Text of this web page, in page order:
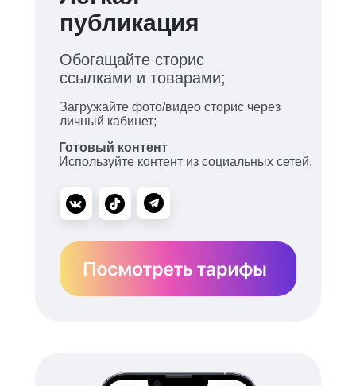
публикация
Загружайте фото/видео сторис через
личный кабинет;
Готовый контент
Используйте контент из социальных сетей.
Обогащайте сторис
ссылками и товарами;